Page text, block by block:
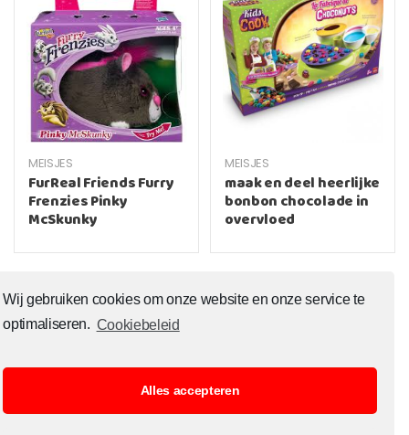
Wij gebruiken cookies om onze website en onze service te
optimaliseren. Cookiebeleid
Alles accepteren
MEISJES
FurReal Friends Furry
Frenzies Pinky
McSkunky
MEISJES
maak en deel heerlijke
bonbon chocolade in
overvloed